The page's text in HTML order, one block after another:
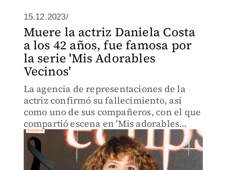
15.12.2023/
Muere la actriz Daniela Costa
a los 42 años, fue famosa por
la serie 'Mis Adorables
Vecinos'
La agencia de representaciones de la
actriz confirmó su fallecimiento, así
como uno de sus compañeros, con el que
compartió escena en 'Mis adorables
vecinos'.